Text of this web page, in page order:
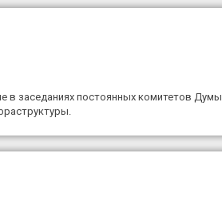
в заседаниях постоянных комитетов Думы